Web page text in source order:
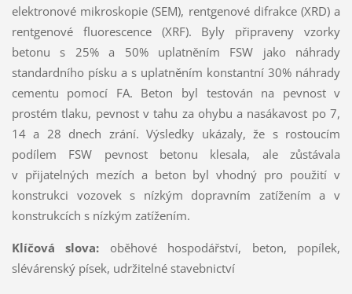
elektronové mikroskopie (SEM), rentgenové difrakce (XRD) a
rentgenové fluorescence (XRF). Byly připraveny vzorky
betonu s 25% a 50% uplatněním FSW jako náhrady
standardního písku a s uplatněním konstantní 30% náhrady
cementu pomocí FA. Beton byl testován na pevnost v
prostém tlaku, pevnost v tahu za ohybu a nasákavost po 7,
14 a 28 dnech zrání. Výsledky ukázaly, že s rostoucím
podílem FSW pevnost betonu klesala, ale zůstávala
v přijatelných mezích a beton byl vhodný pro použití v
konstrukci vozovek s nízkým dopravním zatížením a v
konstrukcích s nízkým zatížením.
Klíčová slova: oběhové hospodářství, beton, popílek,
slévárenský písek, udržitelné stavebnictví